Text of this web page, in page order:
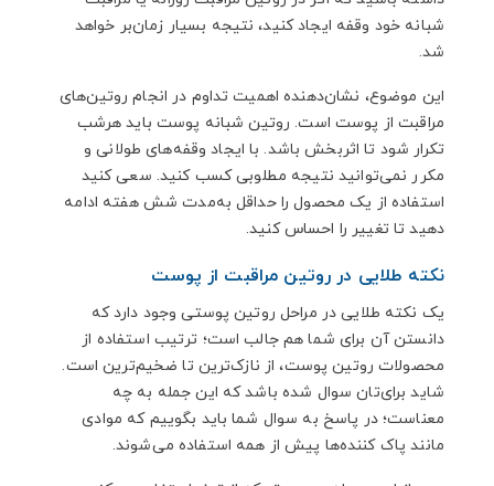
شبانه خود وقفه ایجاد کنید، نتیجه بسیار زمان‌بر خواهد
شد.
این موضوع، نشان‌دهنده اهمیت تداوم در انجام روتین‌های
مراقبت از پوست است. روتین شبانه پوست باید هرشب
تکرار شود تا اثربخش باشد. با ایجاد وقفه‌های طولانی و
مکرر نمی‌توانید نتیجه مطلوبی کسب کنید. سعی کنید
استفاده از یک محصول را حداقل به‌مدت شش هفته ادامه
دهید تا تغییر را احساس کنید.
نکته طلایی در روتین مراقبت از پوست
یک نکته طلایی در مراحل روتین پوستی وجود دارد که
دانستن آن برای شما هم جالب است؛ ترتیب استفاده از
محصولات روتین پوست، از نازک‌ترین تا ضخیم‌ترین است.
شاید برای‌تان سوال شده باشد که این جمله به چه
معناست؛ در پاسخ به سوال شما باید بگوییم که موادی
مانند پاک کننده‌ها پیش از همه استفاده می‌شوند.